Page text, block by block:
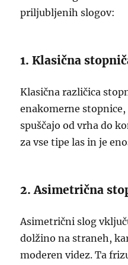
priljubljenih slogov:
1. Klasična
Klasična različica
enakomerne
spuščajo od vrha do
za vse tipe las in je
2. Asimetrična
Asimetrični slog
dolžino na straneh,
moderen videz. Ta